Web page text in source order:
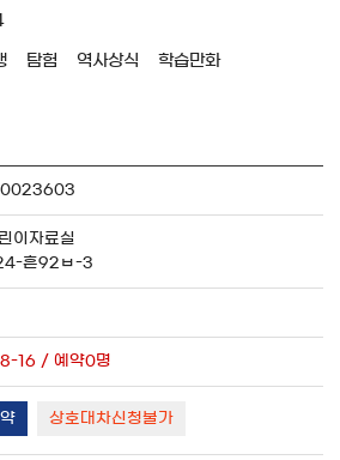
탐험 역사상식 학습만화
이자료실
흔92ㅂ-3
16 / 예약0명
상호대차신청불가